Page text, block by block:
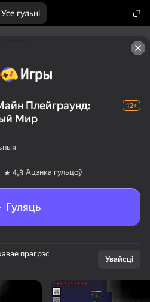
Усе гульні
прыладу
Плейграунд:
Мир
12+
4,3 Ацэнка гульцоў
Гуляць
прагрэс
Увайсці